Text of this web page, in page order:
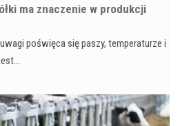
ma znaczenie w produkcji
poświęca się paszy, temperaturze i